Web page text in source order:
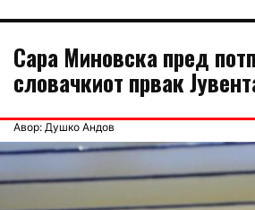
Сара Миновска пред
словачкиот првак
Авор: Душко Андов